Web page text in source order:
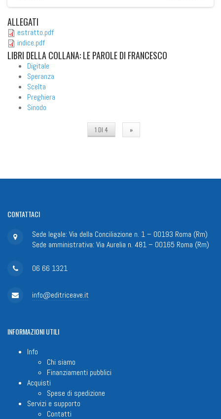
ALLEGATI
estratto.pdf
indice.pdf
LIBRI DELLA COLLANA: LE PAROLE DI FRANCESCO
Digitale
Speranza
Scelta
Preghiera
Sinodo
1 DI 4 »
CONTATTACI
Sede legale: Via della Conciliazione n. 1 – 00193 Roma (Rm)
Sede amministrativa: Via Aurelia n. 481 – 00165 Roma (Rm)
06 66 1321
info@editriceave.it
INFORMAZIONIUTILI
Info
Chi siamo
Finanziamenti pubblici
Acquisti
Spese di spedizione
Servizi e supporto
Contatti